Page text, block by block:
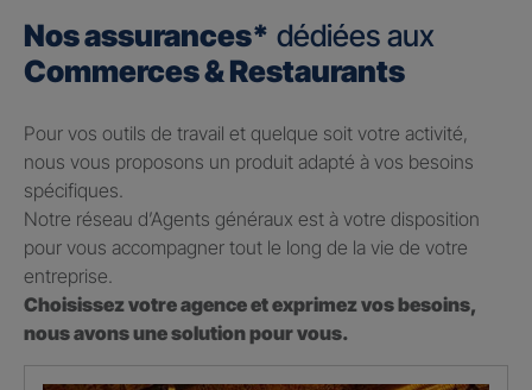
Nos assurances* dédiées aux
Commerces & Restaurants
Pour vos outils de travail et quelque soit votre activité,
nous vous proposons un produit adapté à vos besoins
spécifiques.
Notre réseau d’Agents généraux est à votre disposition
pour vous accompagner tout le long de la vie de votre
entreprise.
Choisissez votre agence et exprimez vos besoins,
nous avons une solution pour vous.